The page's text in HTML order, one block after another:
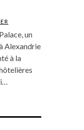
un
Alexandrie
à la